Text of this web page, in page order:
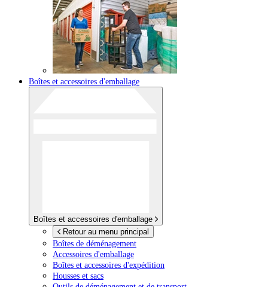
Boîtes et accessoires d'emballage
Boîtes et accessoires d'emballage
Retour au menu principal
Boîtes de déménagement
Accessoires d'emballage
Boîtes et accessoires d'expédition
Housses et sacs